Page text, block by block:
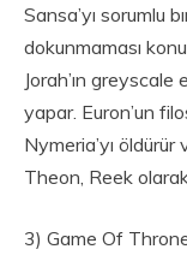
Sansa’yı sorumlu
dokunmaması
Jorah’ın
yapar. Euron’un
Nymeria’yı öldürür
Theon, Reek
3) Game Of